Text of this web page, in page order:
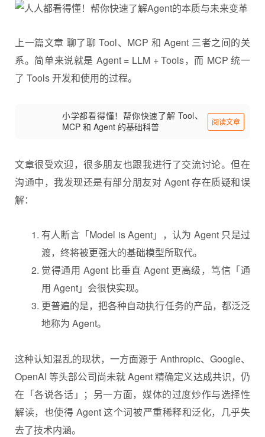
上一篇文章 聊了聊 Tool、MCP 和 Agent 三者之间的关
系。简单来说就是 Agent= LLM + Tools，而 MCP 统一
了 Tools 开发和使用的过程。
小学都看得懂！帮你快速了解 Tool、
MCP 和 Agent 的基础科普
阅读文章
文章很受欢迎，很多朋友也跟我进行了交流讨论。但在
沟通中，我发现还是有部分朋友对 Agent 存在质疑和误
解：
有人断言「Model is Agent」，认为 Agent 只是过
渡，终将被更强大的基础模型所取代。
觉得通用 Agent 比垂直 Agent 更高级，笃信「通
用 Agent」会很快实现。
更普遍的是，把各种自动执行任务的产品，都泛泛
地称为 Agent。
这种认知混乱的现状，一方面源于 Anthropic、Google、
OpenAI 等头部公司尚未就 Agent 精确定义达成共识，仍
在「各说各话」；另一方面，媒体的过度炒作与选择性
解读，也使得 Agent 这个词被严重稀释和泛化，几乎失
去了技术内涵。